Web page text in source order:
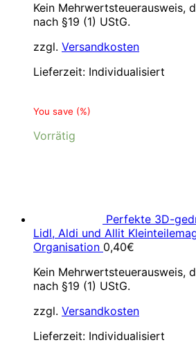
Kein Mehrwertsteuerausweis,
nach §19 (1) UStG.
zzgl. Versandkosten
Lieferzeit: Individualisiert
You save (%)
Vorrätig
Perfekte 3D-
Lidl, Aldi und Allit
Organisation 0,40€
Kein Mehrwertsteuerausweis,
nach §19 (1) UStG.
zzgl. Versandkosten
Lieferzeit: Individualisiert